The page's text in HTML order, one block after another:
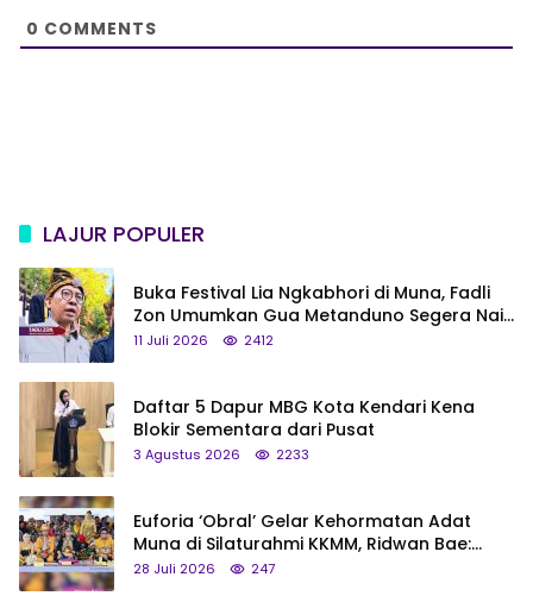
0 COMMENTS
LAJUR POPULER
Buka Festival Lia Ngkabhori di Muna, Fadli
Zon Umumkan Gua Metanduno Segera Naik
Status Jadi Cagar Budaya Nasional
11 Juli 2026 2412
Daftar 5 Dapur MBG Kota Kendari Kena
Blokir Sementara dari Pusat
3 Agustus 2026 2233
Euforia ‘Obral’ Gelar Kehormatan Adat
Muna di Silaturahmi KKMM, Ridwan Bae:
Saya Bukan Tipe Begitu, Belum Pantas!
28 Juli 2026 247